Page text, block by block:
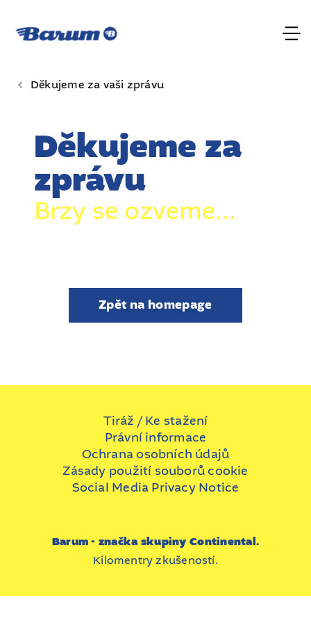
Děkujeme za vaši zprávu
Děkujeme za
zprávu
Brzy se ozveme...
Zpět na homepage
Tiráž / Ke stažení
Právní informace
Ochrana osobních údajů
Zásady použití souborů cookie
Social Media Privacy Notice
Barum - značka skupiny Continental.
Kilomentry zkušeností.